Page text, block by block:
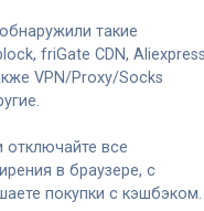
такие
friGate CDN, Aliexpress
VPN/Proxy/Socks
все
в браузере, с
покупки с кэшбэком.